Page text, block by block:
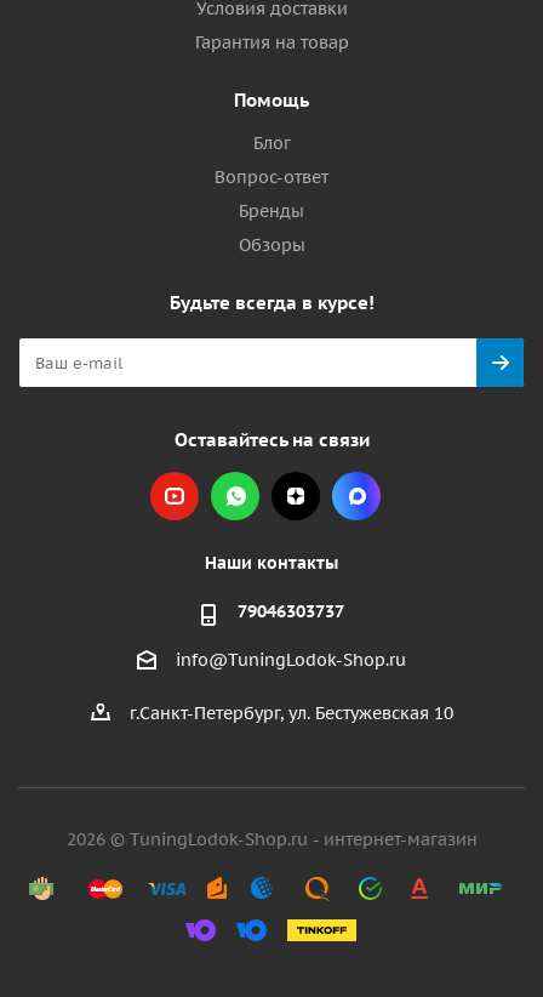
Условия доставки
Гарантия на товар
Помощь
Блог
Вопрос-ответ
Бренды
Обзоры
Будьте всегда в курсе!
Оставайтесь на связи
Наши контакты
79046303737
info@TuningLodok-Shop.ru
г.Санкт-Петербург, ул. Бестужевская 10
2026 © TuningLodok-Shop.ru - интернет-магазин